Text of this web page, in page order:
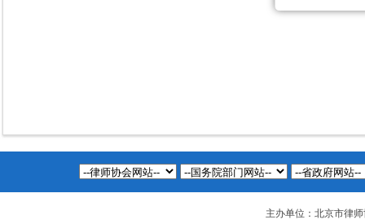
主办单位：北京市律